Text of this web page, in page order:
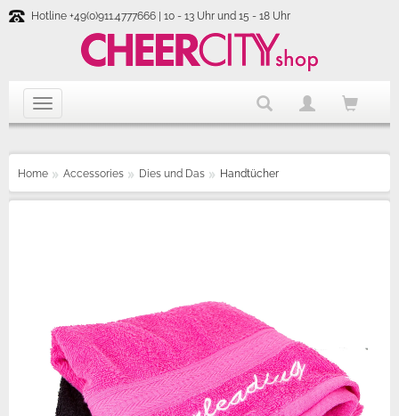
Hotline +49(0)911.4777666 | 10 - 13 Uhr und 15 - 18 Uhr
Home Accessories Dies und Das Handtücher